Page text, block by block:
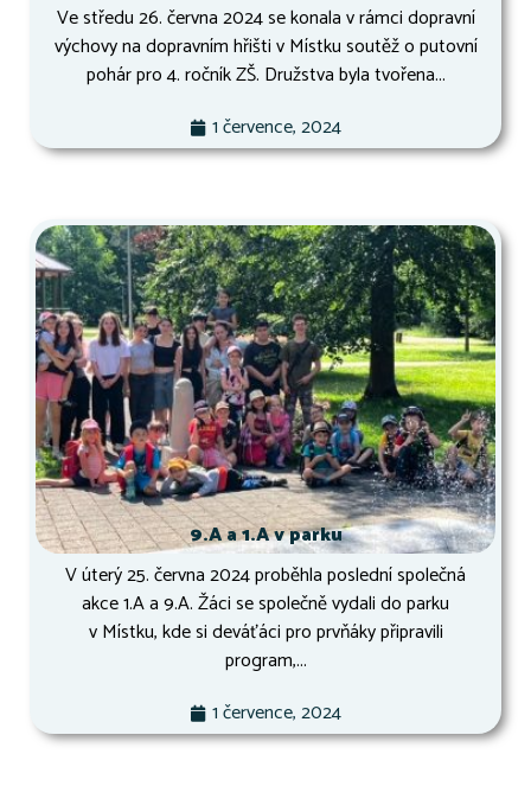
Ve středu 26. června 2024 se konala v rámci dopravní
výchovy na dopravním hřišti v Místku soutěž o putovní
pohár pro 4. ročník ZŠ. Družstva byla tvořena...
1 července, 2024
9.A a 1.A v parku
V úterý 25. června 2024 proběhla poslední společná
akce 1.A a 9.A. Žáci se společně vydali do parku
v Místku, kde si deváťáci pro prvňáky připravili
program,...
1 července, 2024